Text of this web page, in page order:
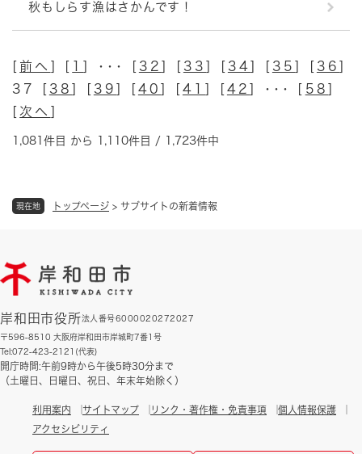
現在地 トップページ > サブサイトの新着情報
秋もしらす漁はさかんです！
前へ 1 ] ･･･ [ 32 33 34 35 36
37 [ 38 39 40 41 42 ] ･･･ [ 58
次へ
1,081件目 から 1,110件目 / 1,723件中
岸和田市役所法人番号6000020272027
〒596-8510 大阪府岸和田市岸城町7番1号
Tel:072-423-2121(代表)
開庁時間:午前9時から午後5時30分まで
（土曜日、日曜日、祝日、年末年始除く）
利用案内 サイトマップ リンク・著作権・免責事項
個人情報保護
アクセシビリティ